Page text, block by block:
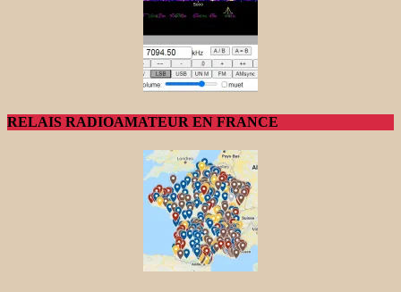
RELAIS RADIOAMATEUR EN FRANCE